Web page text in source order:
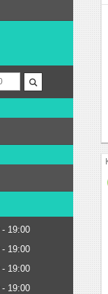
19:00
19:00
19:00
19:00